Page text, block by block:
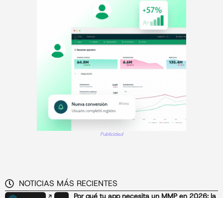
Publicidad
NOTICIAS MÁS RECIENTES
Por qué tu app necesita un MMP en 2026: la